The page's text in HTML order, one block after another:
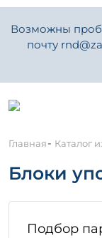
Возможны
почту
Главная- Каталог
Блоки
Подбор